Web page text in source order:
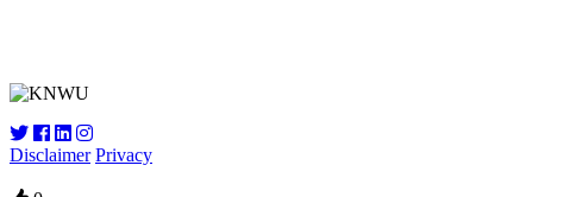
Disclaimer Privacy